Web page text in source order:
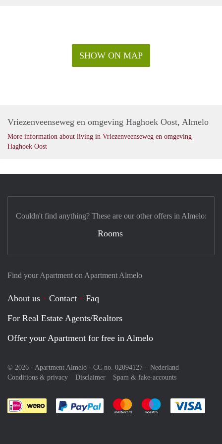
SHOW ON MAP
Vriezenveenseweg en omgeving Haghoek Oost, Almelo
More information about living in Vriezenveenseweg en omgeving
Haghoek Oost
Find your Apartment on Apartment Almelo
About us Contact
Faq
For Real Estate Agents/Realtors
Offer your Apartment for free in Almelo
© 2026 - Apartment Almelo - CC no. 02094127 – Nederland
Conditions & privacy
Disclaimer Spam & fake-accounts
Pay easily with :payment method
Pay easily with :payment
Pay easily with
Couldn't find anything? These are our other offers in Almelo:
Rooms